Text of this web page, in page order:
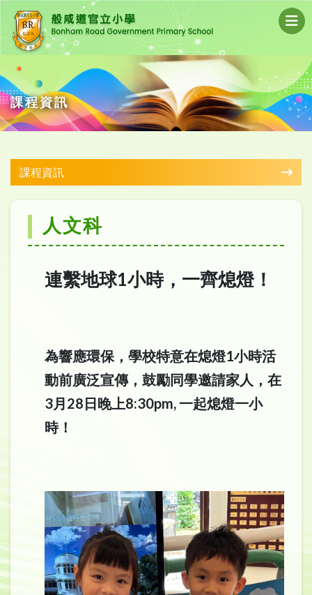
課程資訊
課程資訊
人文科
連繫地球1小時，一齊熄燈！
為響應環保，學校特意在熄燈1小時活
動前廣泛宣傳，鼓勵同學邀請家人，在
3月28日晚上8:30pm, 一起熄燈一小
時！